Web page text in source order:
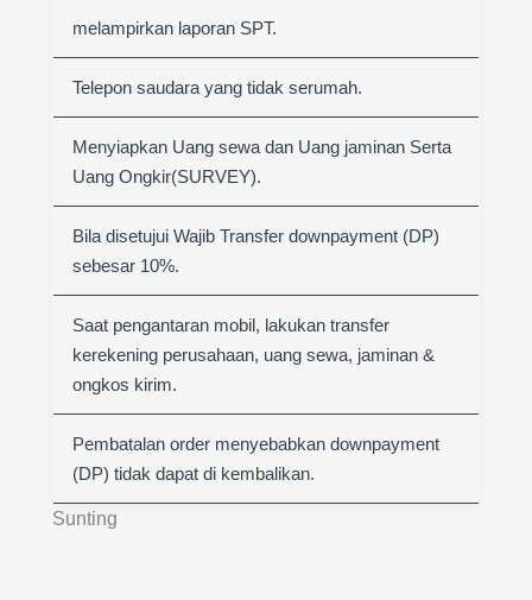
Sunting
melampirkan laporan SPT.
Telepon saudara yang tidak serumah.
Menyiapkan Uang sewa dan Uang jaminan Serta
Uang Ongkir(SURVEY).
Bila disetujui Wajib Transfer downpayment (DP)
sebesar 10%.
Saat pengantaran mobil, lakukan transfer
kerekening perusahaan, uang sewa, jaminan &
ongkos kirim.
Pembatalan order menyebabkan downpayment
(DP) tidak dapat di kembalikan.